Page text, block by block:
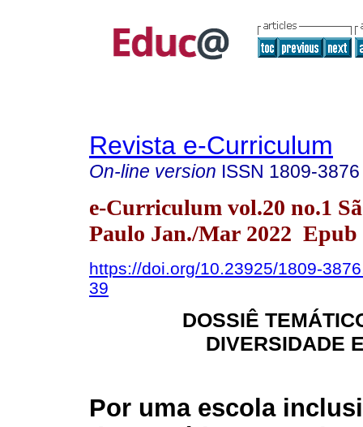
Revista e-Curriculum
On-line version ISSN 1809-3876
e-Curriculum vol.20 no.1
Paulo Jan./Mar 2022 Epub
https://doi.org/10.23925/1809-
39
DOSSIÊ
DIVERSIDADE
Por uma escola